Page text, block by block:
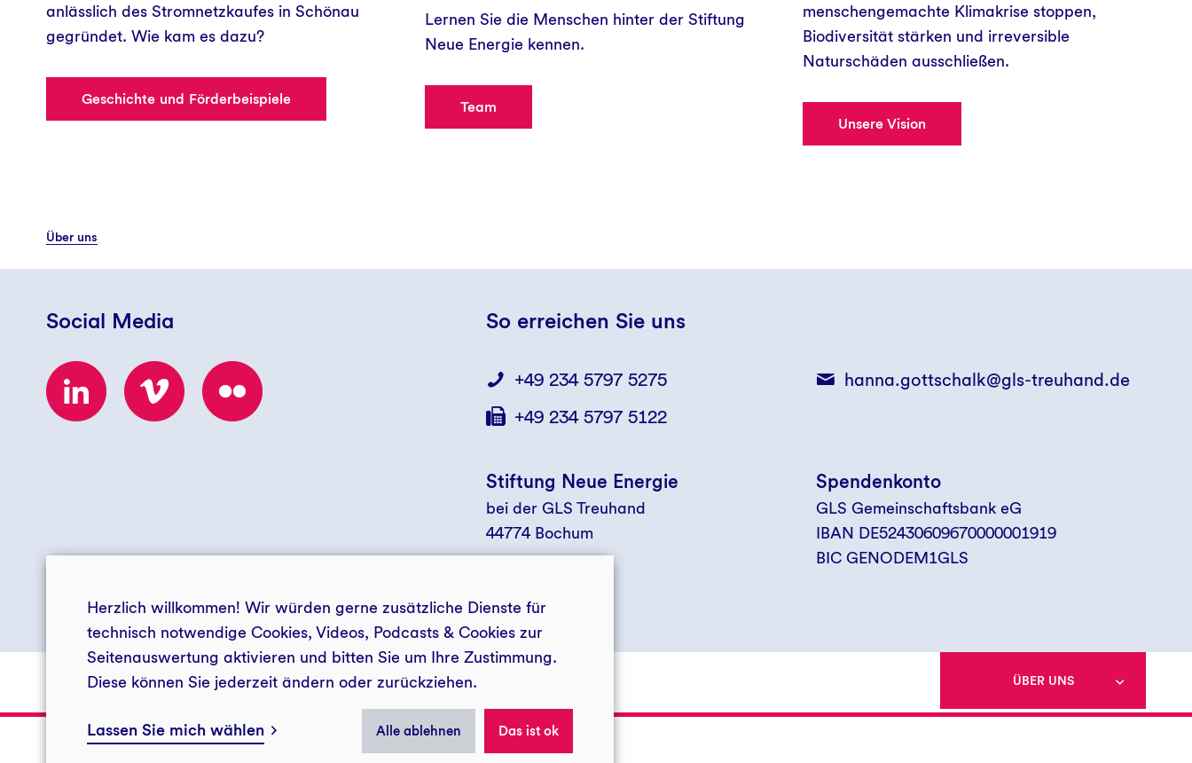
anlässlich des Stromnetzkaufes in Schönau
gegründet. Wie kam es dazu?
Geschichte und Förderbeispiele
Lernen Sie die Menschen hinter der Stiftung
Neue Energie kennen.
Team
menschengemachte Klimakrise stoppen,
Biodiversität stärken und irreversible
Naturschäden ausschließen.
Unsere Vision
Über uns
Social Media So erreichen Sie uns
+49 234 5797 5275
+49 234 5797 5122
hanna.gottschalk@gls-treuhand.de
Stiftung Neue Energie
bei der GLS Treuhand
44774 Bochum
Spendenkonto
GLS Gemeinschaftsbank eG
IBAN DE52430609670000001919
BIC GENODEM1GLS
© 2026 Stiftung Neue Energie
Impressum Datenschutz Barrierefreiheit Presse GLS Treuhand ÜBER UNS
Herzlich willkommen! Wir würden gerne zusätzliche Dienste für
technisch notwendige Cookies, Videos, Podcasts & Cookies zur
Seitenauswertung aktivieren und bitten Sie um Ihre Zustimmung.
Diese können Sie jederzeit ändern oder zurückziehen.
Lassen Sie mich wählen Alle ablehnen Das ist ok